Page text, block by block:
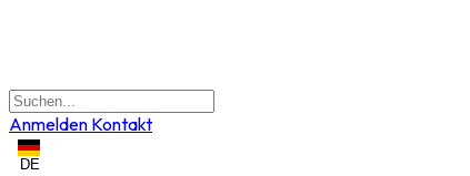
Anmelden Kontakt
DE